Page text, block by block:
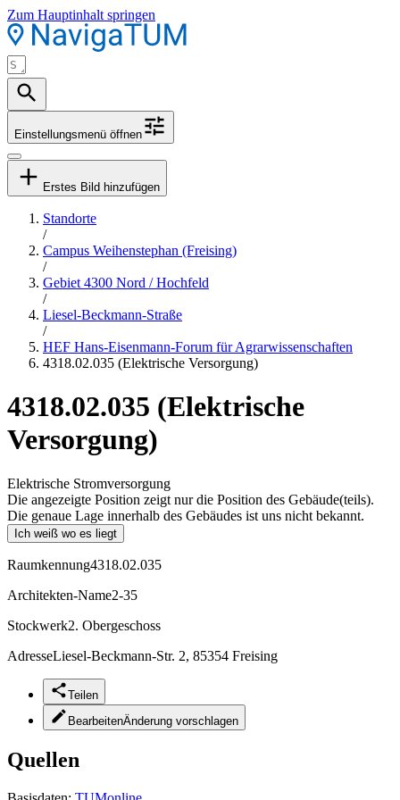
Zum Hauptinhalt springen
Einstellungsmenü öffnen
Erstes Bild hinzufügen
Standorte
/
Campus Weihenstephan (Freising)
/
Gebiet 4300 Nord / Hochfeld
/
Liesel-Beckmann-Straße
/
HEF Hans-Eisenmann-Forum für Agrarwissenschaften
4318.02.035 (Elektrische Versorgung)
4318.02.035 (Elektrische
Versorgung)
Elektrische Stromversorgung
Die angezeigte Position zeigt nur die Position des Gebäude(teils).
Die genaue Lage innerhalb des Gebäudes ist uns nicht bekannt.
Ich weiß wo es liegt
Raumkennung4318.02.035
Architekten-Name2-35
Stockwerk2. Obergeschoss
AdresseLiesel-Beckmann-Str. 2, 85354 Freising
Teilen
BearbeitenÄnderung vorschlagen
Quellen